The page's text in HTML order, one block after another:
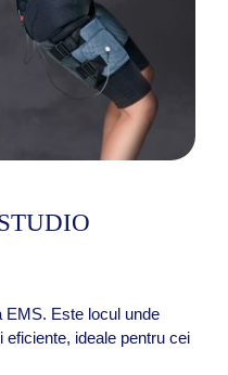
EMS. Este locul unde
ideale pentru cei